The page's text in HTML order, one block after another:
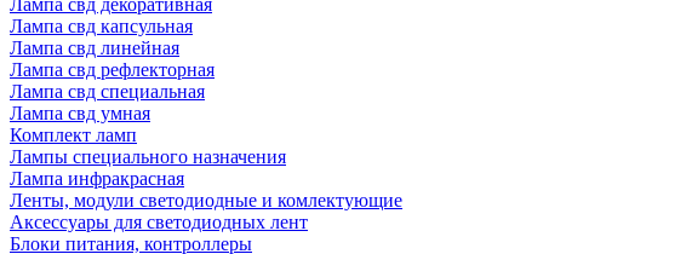
Лампа свд декоративная
Лампа свд капсульная
Лампа свд линейная
Лампа свд рефлекторная
Лампа свд специальная
Лампа свд умная
Комплект ламп
Лампы специального назначения
Лампа инфракрасная
Ленты, модули светодиодные и комлектующие
Аксессуары для светодиодных лент
Блоки питания, контроллеры